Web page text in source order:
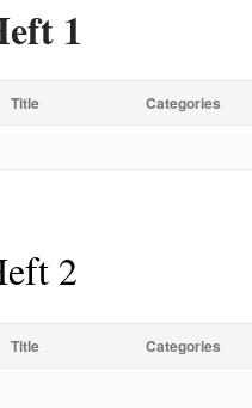
1
Title Categories
2
Title Categories